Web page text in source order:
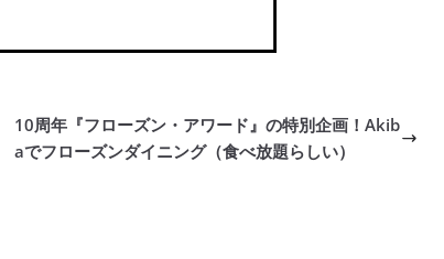
10周年『フローズン・アワード』の特別企画！Akib
aでフローズンダイニング（食べ放題らしい）